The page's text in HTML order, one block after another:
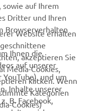
und vielem mehr.
zu erfahren, wie wir
auf Ihrem
Dritter und Ihren
Browserverhalten
Ihnen die
auf unserer
und um
Inhalte unserer
B. Facebook,
Website erhalten
akzeptieren Sie
Media-Cookies,
klicken. Wenn
Kategorien
Cookies)